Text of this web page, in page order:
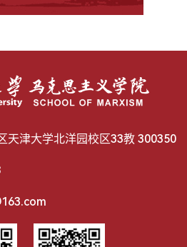
天津大学北洋园校区33教 300350